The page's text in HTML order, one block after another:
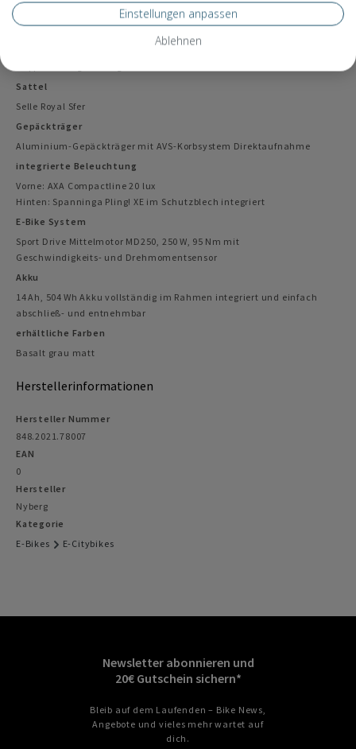
Reifen
Scalato Mondano 28“ x 2.0“ mit Pannenschutz
Sattel
Selle Royal Sfer
Gepäckträger
Aluminium-Gepäckträger mit AVS-Korbsystem Direktaufnahme
integrierte Beleuchtung
Vorne: AXA Compactline 20 lux
Hinten: Spanninga Pling! XE im Schutzblech integriert
E-Bike System
Sport Drive Mittelmotor MD250, 250 W, 95 Nm mit
Geschwindigkeits- und Drehmomentsensor
Akku
14 Ah, 504 Wh Akku vollständig im Rahmen integriert und einfach
abschließ- und entnehmbar
erhältliche Farben
Basalt grau matt
Herstellerinformationen
Hersteller Nummer
848.2021.78007
EAN
0
Hersteller
Nyberg
Kategorie
E-Bikes
E-Citybikes
Newsletter abonnieren und
20€ Gutschein sichern*
Bleib auf dem Laufenden – Bike News,
Angebote und vieles mehr wartet auf
dich.
Einstellungen anpassen
Ablehnen